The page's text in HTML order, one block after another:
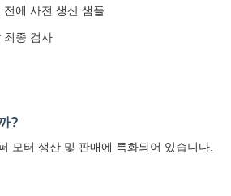
전에 사전 생산 샘플
최종 검사
?
모터 생산 및 판매에 특화되어 있습니다.